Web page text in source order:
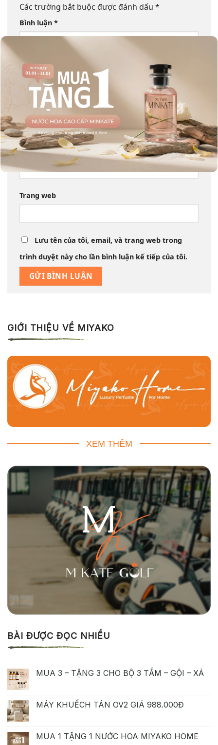
Các trường bắt buộc được đánh dấu *
Bình luận *
Tên*
Email*
Trang web
Lưu tên của tôi, email, và trang web trong
trình duyệt này cho lần bình luận kế tiếp của tôi.
GIỚI THIỆU VỀ MIYAKO
XEM THÊM
BÀI ĐƯỢC ĐỌC NHIỀU
MUA 3 – TẶNG 3 CHO BỘ 3 TẮM – GỘI – XẢ
MÁY KHUẾCH TÁN OV2 GIÁ 988.000Đ
MUA 1 TẶNG 1 NƯỚC HOA MIYAKO HOME